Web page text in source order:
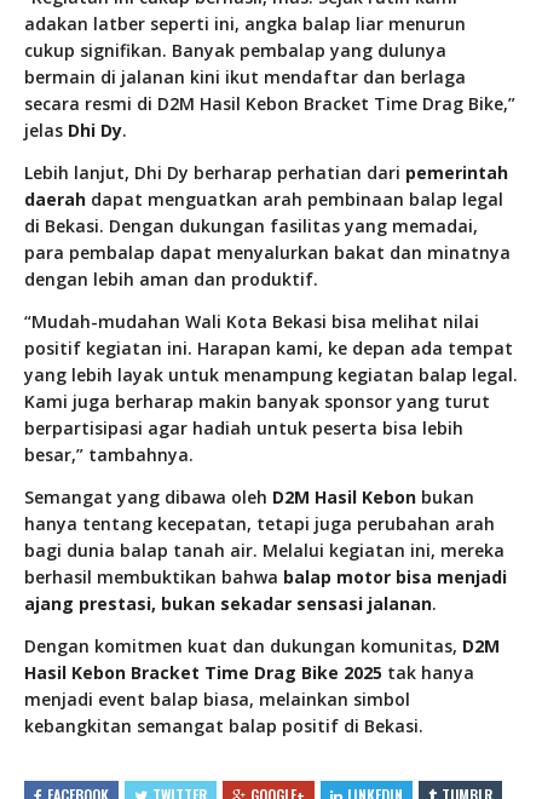
adakan latber seperti ini, angka balap liar menurun
cukup signifikan. Banyak pembalap yang dulunya
bermain di jalanan kini ikut mendaftar dan berlaga
secara resmi di D2M Hasil Kebon Bracket Time Drag Bike,”
jelas Dhi Dy.
Lebih lanjut, Dhi Dy berharap perhatian dari pemerintah
daerah dapat menguatkan arah pembinaan balap legal
di Bekasi. Dengan dukungan fasilitas yang memadai,
para pembalap dapat menyalurkan bakat dan minatnya
dengan lebih aman dan produktif.
“Mudah-mudahan Wali Kota Bekasi bisa melihat nilai
positif kegiatan ini. Harapan kami, ke depan ada tempat
yang lebih layak untuk menampung kegiatan balap legal.
Kami juga berharap makin banyak sponsor yang turut
berpartisipasi agar hadiah untuk peserta bisa lebih
besar,” tambahnya.
Semangat yang dibawa oleh D2M Hasil Kebon bukan
hanya tentang kecepatan, tetapi juga perubahan arah
bagi dunia balap tanah air. Melalui kegiatan ini, mereka
berhasil membuktikan bahwa balap motor bisa menjadi
ajang prestasi, bukan sekadar sensasi jalanan.
Dengan komitmen kuat dan dukungan komunitas, D2M
Hasil Kebon Bracket Time Drag Bike 2025 tak hanya
menjadi event balap biasa, melainkan simbol
kebangkitan semangat balap positif di Bekasi.